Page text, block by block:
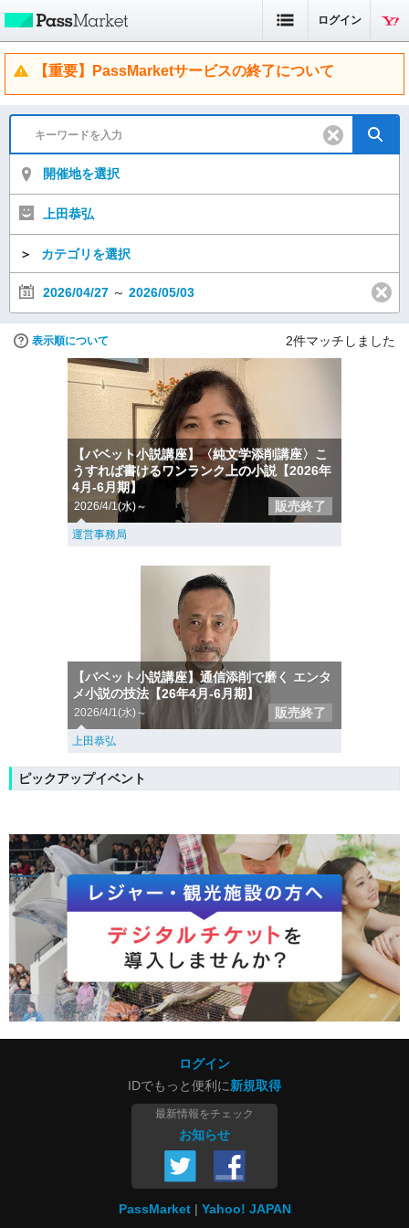
ログイン
【重要】PassMarketサービスの終了について
開催地を選択
上田恭弘
＞ カテゴリを選択
2026/04/27 ～ 2026/05/03
表示順について 2件マッチしました
【バベット小説講座】〈純文学添削講座〉こ
うすれば書けるワンランク上の小説【2026年
4月-6月期】
2026/4/1(水)～ 販売終了
運営事務局
【バベット小説講座】通信添削で磨く エンタ
メ小説の技法【26年4月-6月期】
2026/4/1(水)～ 販売終了
上田恭弘
ピックアップイベント
ログイン
IDでもっと便利に新規取得
最新情報をチェック
お知らせ
PassMarket Yahoo! JAPAN